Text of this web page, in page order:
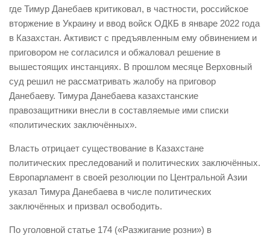
где Тимур Данебаев критиковал, в частности, российское
вторжение в Украину и ввод войск ОДКБ в январе 2022 года
в Казахстан. Активист с предъявленным ему обвинением и
приговором не согласился и обжаловал решение в
вышестоящих инстанциях. В прошлом месяце Верховный
суд решил не рассматривать жалобу на приговор
Данебаеву. Тимура Данебаева казахстанские
правозащитники внесли в составляемые ими списки
«политических заключённых».
Власть отрицает существование в Казахстане
политических преследований и политических заключённых.
Европарламент в своей резолюции по Центральной Азии
указал Тимура Данебаева в числе политических
заключённых и призвал освободить.
По уголовной статье 174 («Разжигание розни») в